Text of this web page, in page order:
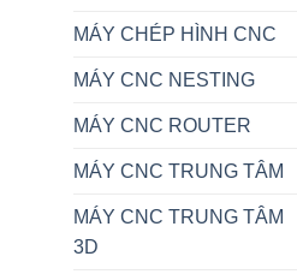
MÁY CHÉP HÌNH CNC
MÁY CNC NESTING
MÁY CNC ROUTER
MÁY CNC TRUNG TÂM
MÁY CNC TRUNG TÂM
3D